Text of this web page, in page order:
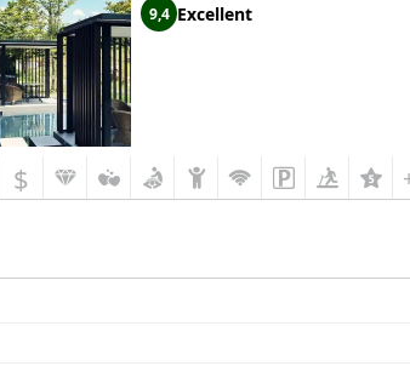
9,4 Excellent
$